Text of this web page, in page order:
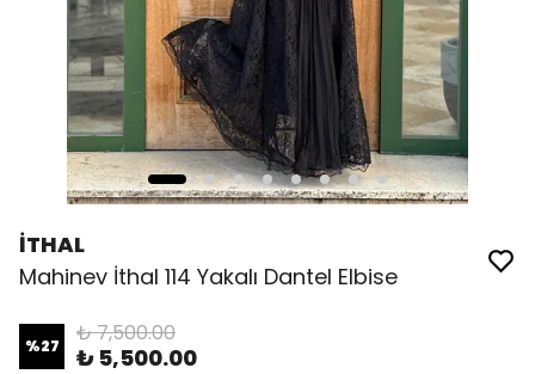
İTHAL
Mahinev İthal 114 Yakalı Dantel Elbise
%27 ₺ 7,500.00
₺ 5,500.00